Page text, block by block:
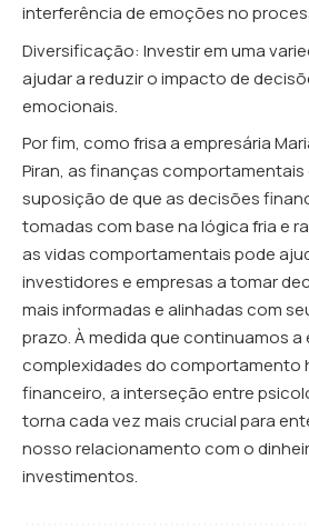
interferência de emoções no
Diversificação: Investir em uma
ajudar a reduzir o impacto de
emocionais.
Por fim, como frisa a empresária
Piran, as finanças comportamentais
suposição de que as decisões
tomadas com base na lógica fria e
as vidas comportamentais pode
investidores e empresas a tomar
mais informadas e alinhadas com
prazo. À medida que continuamos a
complexidades do comportamento
financeiro, a interseção entre
torna cada vez mais crucial para
nosso relacionamento com o
investimentos.